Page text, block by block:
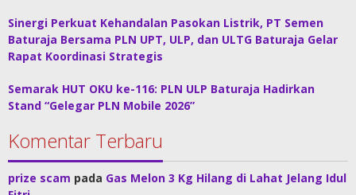
Sinergi Perkuat Kehandalan Pasokan Listrik, PT Semen
Baturaja Bersama PLN UPT, ULP, dan ULTG Baturaja Gelar
Rapat Koordinasi Strategis
Semarak HUT OKU ke-116: PLN ULP Baturaja Hadirkan
Stand “Gelegar PLN Mobile 2026”
Komentar Terbaru
prize scam pada Gas Melon 3 Kg Hilang di Lahat Jelang Idul